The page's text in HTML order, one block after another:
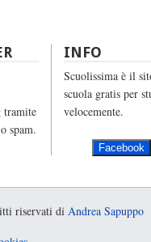
tramite
spam.
INFO
Scuolissima è il
scuola gratis per
velocemente.
riservati di Andrea Sapuppo